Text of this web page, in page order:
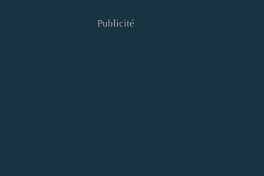
Publicité